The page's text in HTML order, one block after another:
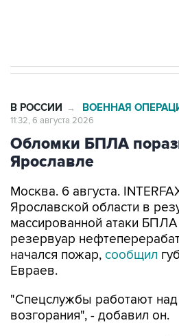
В РОССИИ → ВОЕННАЯ
11:32, 6 августа 2026
Обломки БПЛА
Ярославле
Москва. 6 августа.
Ярославской области в
массированной атаки
резервуар
начался пожар, сообщил
Евраев.
"Спецслужбы работают
возгорания", - добавил он.